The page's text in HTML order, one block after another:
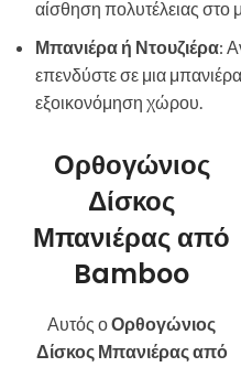
αίσθηση πολυτέλειας στο
Μπανιέρα ή Ντουζιέρα:
επενδύστε σε μια
εξοικονόμηση χώρου.
Ορθογώνιος
Δίσκος
Μπανιέρας από
Bamboo
Αυτός οΟρθογώνιος
Δίσκος Μπανιέρας από